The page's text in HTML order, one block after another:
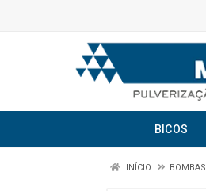
BICOS
INÍCIO BOMBAS